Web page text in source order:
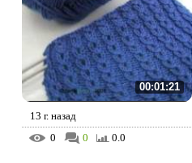
00:01:21
13 г. назад
0
0 0.0